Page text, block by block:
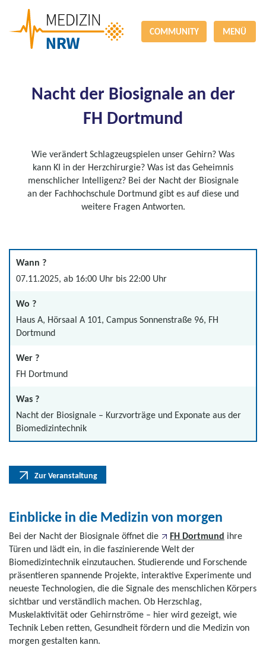
COMMUNITY MENÜ
Nacht der Biosignale an der
FH Dortmund
Wie verändert Schlagzeugspielen unser Gehirn? Was
kann KI in der Herzchirurgie? Was ist das Geheimnis
menschlicher Intelligenz? Bei der Nacht der Biosignale
an der Fachhochschule Dortmund gibt es auf diese und
weitere Fragen Antworten.
Wann ?
07.11.2025, ab 16:00 Uhr bis 22:00 Uhr
Wo ?
Haus A, Hörsaal A 101, Campus Sonnenstraße 96, FH
Dortmund
Wer ?
FH Dortmund
Was ?
Nacht der Biosignale – Kurzvorträge und Exponate aus der
Biomedizintechnik
Zur Veranstaltung
Einblicke in die Medizin von morgen
Bei der Nacht der Biosignale öffnet die FH Dortmund ihre
Türen und lädt ein, in die faszinierende Welt der
Biomedizintechnik einzutauchen. Studierende und Forschende
präsentieren spannende Projekte, interaktive Experimente und
neueste Technologien, die die Signale des menschlichen Körpers
sichtbar und verständlich machen. Ob Herzschlag,
Muskelaktivität oder Gehirnströme – hier wird gezeigt, wie
Technik Leben retten, Gesundheit fördern und die Medizin von
morgen gestalten kann.